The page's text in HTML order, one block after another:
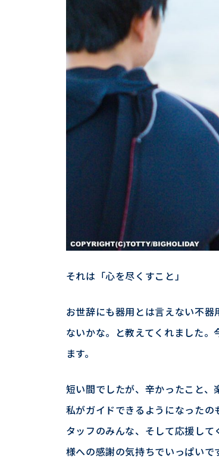
それは「心を尽くすこと」
お世辞にも器用とは言えない不
ないかな。と教えてくれました
ます。
短い間でしたが、辛かったこと
私がガイドできるようになった
タッフのみんな、そして応援し
様への感謝の気持ちでいっぱいで